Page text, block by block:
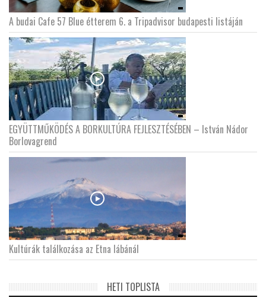
A budai Cafe 57 Blue étterem 6. a Tripadvisor budapesti listáján
EGYÜTTMŰKÖDÉS A BORKULTÚRA FEJLESZTÉSÉBEN – István Nádor
Borlovagrend
Kultúrák találkozása az Etna lábánál
HETI TOPLISTA